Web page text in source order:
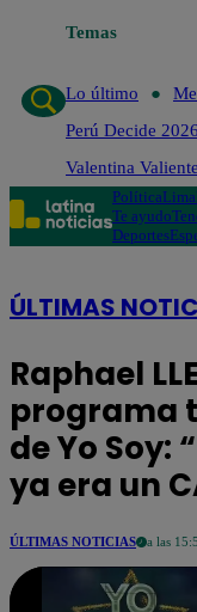
Temas
Lo último
Perú Decide 2026
Valentina Valiente
PolíticaLima
Te ayudo
Deportes
ÚLTIMAS
Raphael
programa
de Yo Soy:
ya era un
ÚLTIMAS NOTICIAS a las